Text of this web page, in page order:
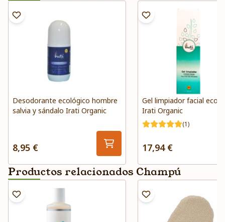
Desodorante ecológico hombre
salvia y sándalo Irati Organic
8,95 €
Gel limpiador facial
Irati Organic
(1)
17,94 €
Productos relacionados Champú